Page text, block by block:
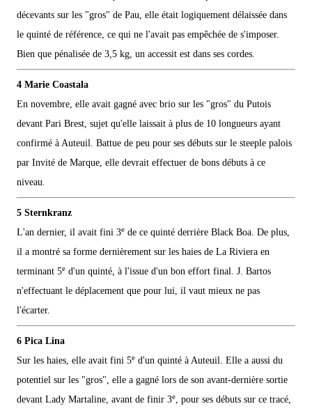
décevants sur les "gros" de Pau, elle était logiquement délaissée dans
le quinté de référence, ce qui ne l'avait pas empêchée de s'imposer.
Bien que pénalisée de 3,5 kg, un accessit est dans ses cordes.
4 Marie Coastala
En novembre, elle avait gagné avec brio sur les "gros" du Putois
devant Pari Brest, sujet qu'elle laissait à plus de 10 longueurs ayant
confirmé à Auteuil. Battue de peu pour ses débuts sur le steeple palois
par Invité de Marque, elle devrait effectuer de bons débuts à ce
niveau.
5 Sternkranz
L'an dernier, il avait fini 3e de ce quinté derrière Black Boa. De plus,
il a montré sa forme dernièrement sur les haies de La Riviera en
terminant 5e d'un quinté, à l'issue d'un bon effort final. J. Bartos
n'effectuant le déplacement que pour lui, il vaut mieux ne pas
l'écarter.
6 Pica Lina
Sur les haies, elle avait fini 5e d'un quinté à Auteuil. Elle a aussi du
potentiel sur les "gros", elle a gagné lors de son avant-dernière sortie
devant Lady Martaline, avant de finir 3e, pour ses débuts sur ce tracé,